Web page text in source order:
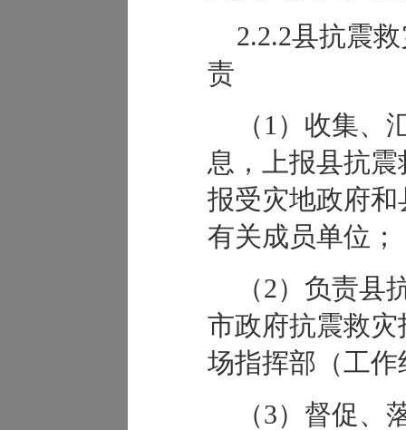
2.2.2县抗震
责
（1）收集、
息，上报县抗
报受灾地政府
有关成员单位；
（2）负责县
市政府抗震救
场指挥部（工
（3）督促、